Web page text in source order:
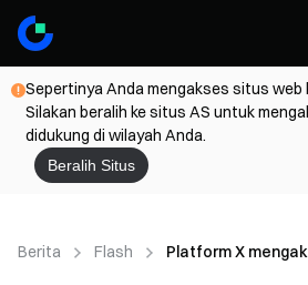
Sepertinya Anda mengakses situs web
Silakan beralih ke situs AS untuk
didukung di wilayah Anda.
Beralih Situs
Berita Flash Platform X